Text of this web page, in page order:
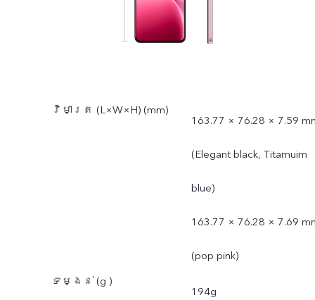
វិមាត្រ (L×W×H) (mm)
163.77 × 76.28 × 7.59
(Elegant black, Titamuim
blue)
163.77 × 76.28 × 7.69
(pop pink)
ទម្ងន់ (g )
194g